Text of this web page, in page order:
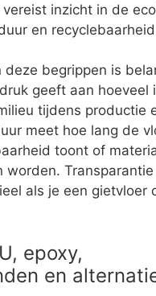
inzicht in de
en
begrippen is
geeft aan hoeveel
tijdens productie
meet hoe lang de
toont of
worden.
als je een gietvloer
epoxy,
en